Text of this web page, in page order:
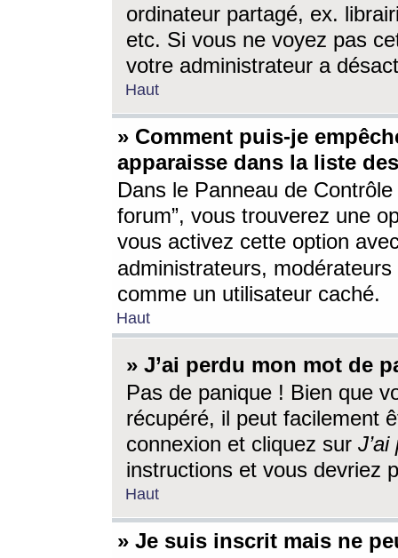
ordinateur partagé, ex.
etc. Si vous ne voyez pas
votre administrateur a
Haut
» Comment puis-je
apparaisse dans la liste
Dans le Panneau de
forum”, vous trouverez une
vous activez cette option
administrateurs,
comme un utilisateur caché.
Haut
» J’ai perdu mon mot de
Pas de panique ! Bien que
récupéré, il peut facilement
connexion et cliquez sur
instructions et vous devriez
Haut
» Je suis inscrit mais ne